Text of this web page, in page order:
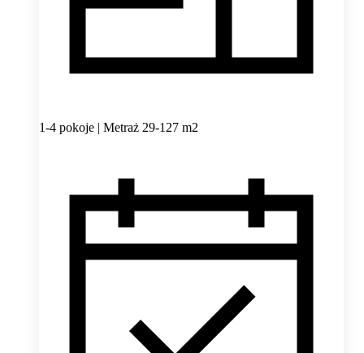
1-4 pokoje | Metraż 29-127 m2